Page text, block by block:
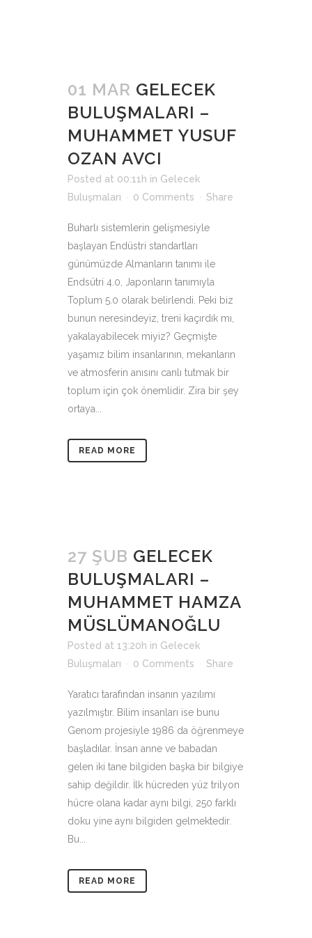
01 MAR GELECEK
BULUŞMALARI –
MUHAMMET YUSUF
OZAN AVCI
Posted at 00:11h in Gelecek
Buluşmaları
0 Comments Share
Buharlı sistemlerin gelişmesiyle
başlayan Endüstri standartları
günümüzde Almanların tanımı ile
Endsütri 4.0, Japonların tanımıyla
Toplum 5.0 olarak belirlendi. Peki biz
bunun neresindeyiz, treni kaçırdık mı,
yakalayabilecek miyiz? Geçmişte
yaşamız bilim insanlarının, mekanların
ve atmosferin anısını canlı tutmak bir
toplum için çok önemlidir. Zira bir şey
ortaya...
READ MORE
27 ŞUB GELECEK
BULUŞMALARI –
MUHAMMET HAMZA
MÜSLÜMANOĞLU
Posted at 13:20h in Gelecek
Buluşmaları
0 Comments Share
Yaratıcı tarafından insanın yazılımı
yazılmıştır. Bilim insanları ise bunu
Genom projesiyle 1986 da öğrenmeye
başladılar. İnsan anne ve babadan
gelen iki tane bilgiden başka bir bilgiye
sahip değildir. İlk hücreden yüz trilyon
hücre olana kadar aynı bilgi, 250 farklı
doku yine aynı bilgiden gelmektedir.
Bu...
READ MORE